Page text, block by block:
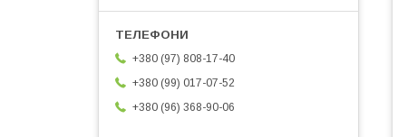
+380 (97) 808-17-40
+380 (99) 017-07-52
+380 (96) 368-90-06